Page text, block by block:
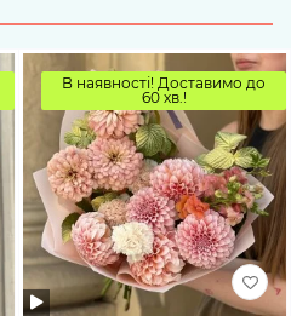
В наявності! Доставимо до
60 хв.!